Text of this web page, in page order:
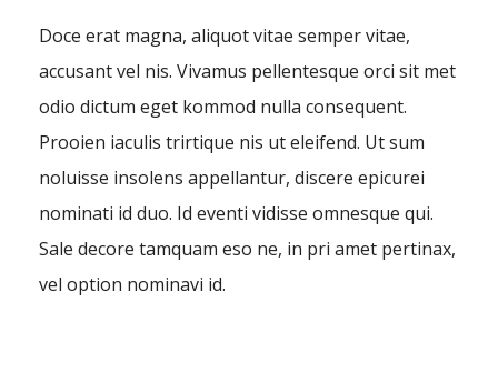
Doce erat magna, aliquot vitae semper vitae,
accusant vel nis. Vivamus pellentesque orci sit met
odio dictum eget kommod nulla consequent.
Prooien iaculis trirtique nis ut eleifend. Ut sum
noluisse insolens appellantur, discere epicurei
nominati id duo. Id eventi vidisse omnesque qui.
Sale decore tamquam eso ne, in pri amet pertinax,
vel option nominavi id.